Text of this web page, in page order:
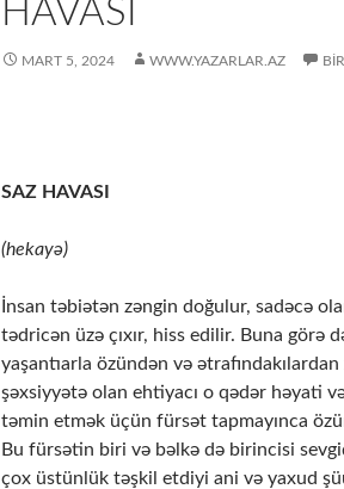
HAVASI
MART 5, 2024 WWW.YAZARLAR.AZ
SAZ HAVASI
(hekayə)
İnsan təbiətən zəngin doğulur, sadəcə
tədricən üzə çıxır, hiss edilir. Buna görə
yaşantıarla özündən və
şəxsiyyətə olan ehtiyacı o qədər həyati
təmin etmək üçün fürsət tapmayınca
Bu fürsətin biri və bəlkə də birincisi
çox üstünlük təşkil etdiyi ani və yaxud